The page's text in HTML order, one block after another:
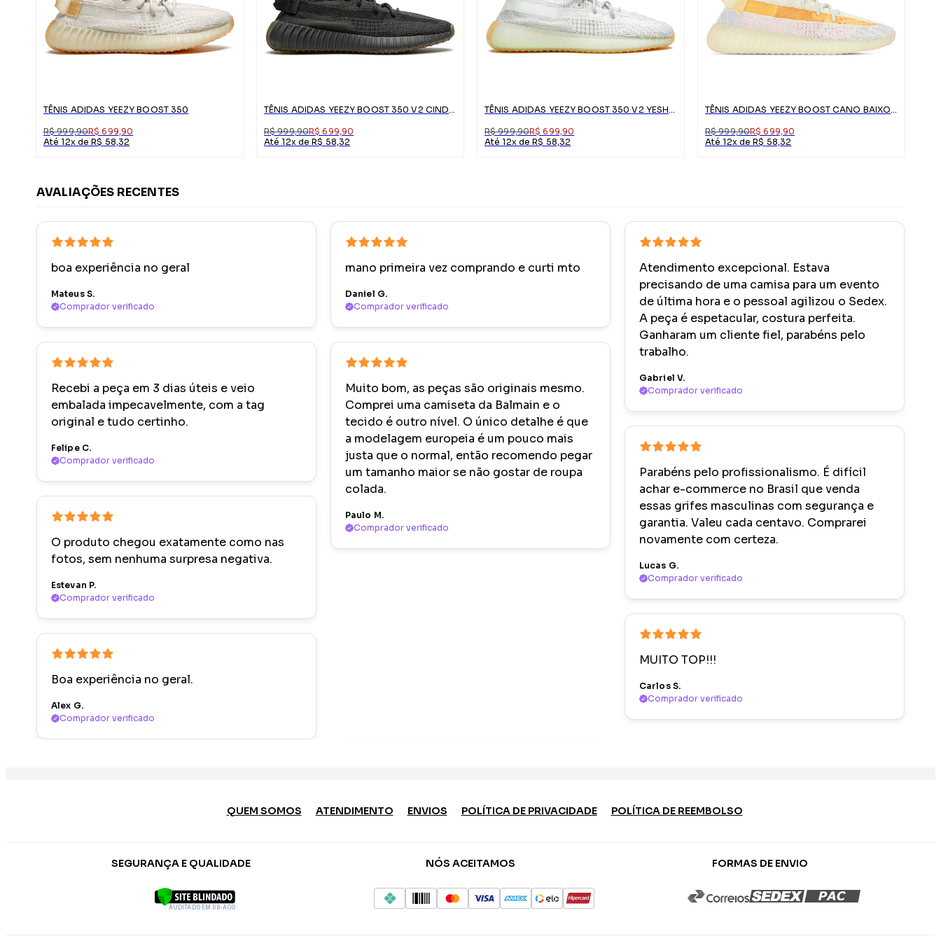
TÊNIS ADIDAS YEEZY BOOST 350
R$ 999,90R$ 699,90
Até 12x de R$ 58,32
R$ 999,90R$ 699,90
Até 12x de R$ 58,32
R$ 999,90R$ 699,90
Até 12x de R$ 58,32
R$ 999,90R$ 699,90
Até 12x de R$ 58,32
AVALIAÇÕES RECENTES
boa experiência no geral
Mateus S.
Comprador verificado
Recebi a peça em 3 dias úteis e veio
embalada impecavelmente, com a tag
original e tudo certinho.
Felipe C.
Comprador verificado
O produto chegou exatamente como nas
fotos, sem nenhuma surpresa negativa.
Estevan P.
Comprador verificado
Boa experiência no geral.
Alex G.
Comprador verificado
mano primeira vez comprando e curti mto
Daniel G.
Comprador verificado
Muito bom, as peças são originais mesmo.
Comprei uma camiseta da Balmain e o
tecido é outro nível. O único detalhe é que
a modelagem europeia é um pouco mais
justa que o normal, então recomendo pegar
um tamanho maior se não gostar de roupa
colada.
Paulo M.
Comprador verificado
Atendimento excepcional. Estava
precisando de uma camisa para um evento
de última hora e o pessoal agilizou o Sedex.
A peça é espetacular, costura perfeita.
Ganharam um cliente fiel, parabéns pelo
trabalho.
Gabriel V.
Comprador verificado
Parabéns pelo profissionalismo. É difícil
achar e-commerce no Brasil que venda
essas grifes masculinas com segurança e
garantia. Valeu cada centavo. Comprarei
novamente com certeza.
Lucas G.
Comprador verificado
MUITO TOP!!!
Carlos S.
Comprador verificado
QUEM SOMOS ATENDIMENTO ENVIOS POLÍTICA DE PRIVACIDADE POLÍTICA DE REEMBOLSO
SEGURANÇA E QUALIDADE
AUDITADO EM 08-AGO
NÓS ACEITAMOS FORMAS DE ENVIO